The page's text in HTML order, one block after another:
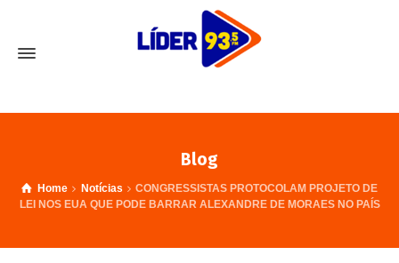
Blog
Home Notícias
CONGRESSISTAS PROTOCOLAM PROJETO DE
LEI NOS EUA QUE PODE BARRAR ALEXANDRE DE MORAES NO PAÍS